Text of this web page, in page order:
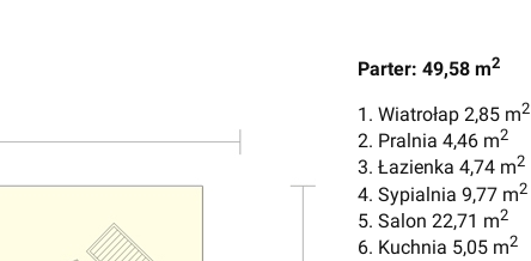
Parter: 49,58 m2
1. Wiatrołap 2,85 m2
2. Pralnia 4,46 m2
3. Łazienka 4,74 m2
4. Sypialnia 9,77 m2
5. Salon 22,71 m2
6. Kuchnia 5,05 m2